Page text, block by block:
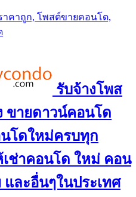
าคาถูก, โพสต์ขายคอนโด,
รับจ้างโพส
ขายดาวน์คอนโด
โดใหม่ครบทุก
เช่าคอนโด ใหม่ คอน
ละอื่นๆในประเทศ